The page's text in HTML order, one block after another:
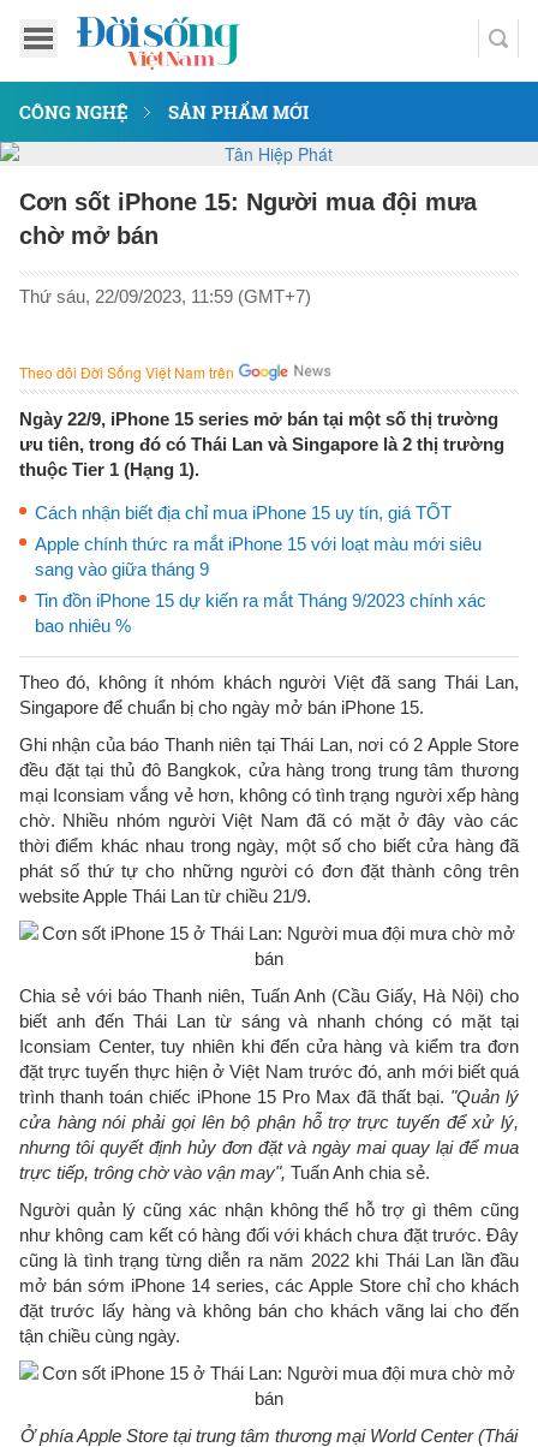
CÔNG NGHỆ SẢN PHẨM MỚI
Cơn sốt iPhone 15: Người mua đội mưa
chờ mở bán
Thứ sáu, 22/09/2023, 11:59 (GMT+7)
Theo dõi Đời Sống Việt Nam trên
Ngày 22/9, iPhone 15 series mở bán tại một số thị trường
ưu tiên, trong đó có Thái Lan và Singapore là 2 thị trường
thuộc Tier 1 (Hạng 1).
Cách nhận biết địa chỉ mua iPhone 15 uy tín, giá TỐT
Apple chính thức ra mắt iPhone 15 với loạt màu mới siêu
sang vào giữa tháng 9
Tin đồn iPhone 15 dự kiến ra mắt Tháng 9/2023 chính xác
bao nhiêu %
Theo đó, không ít nhóm khách người Việt đã sang Thái Lan,
Singapore để chuẩn bị cho ngày mở bán iPhone 15.
Ghi nhận của báo Thanh niên tại Thái Lan, nơi có 2 Apple Store
đều đặt tại thủ đô Bangkok, cửa hàng trong trung tâm thương
mại Iconsiam vắng vẻ hơn, không có tình trạng người xếp hàng
chờ. Nhiều nhóm người Việt Nam đã có mặt ở đây vào các
thời điểm khác nhau trong ngày, một số cho biết cửa hàng đã
phát số thứ tự cho những người có đơn đặt thành công trên
website Apple Thái Lan từ chiều 21/9.
Chia sẻ với báo Thanh niên, Tuấn Anh (Cầu Giấy, Hà Nội) cho
biết anh đến Thái Lan từ sáng và nhanh chóng có mặt tại
Iconsiam Center, tuy nhiên khi đến cửa hàng và kiểm tra đơn
đặt trực tuyến thực hiện ở Việt Nam trước đó, anh mới biết quá
trình thanh toán chiếc iPhone 15 Pro Max đã thất bại. "Quản lý
cửa hàng nói phải gọi lên bộ phận hỗ trợ trực tuyến để xử lý,
nhưng tôi quyết định hủy đơn đặt và ngày mai quay lại để mua
trực tiếp, trông chờ vào vận may", Tuấn Anh chia sẻ.
Người quản lý cũng xác nhận không thể hỗ trợ gì thêm cũng
như không cam kết có hàng đối với khách chưa đặt trước. Đây
cũng là tình trạng từng diễn ra năm 2022 khi Thái Lan lần đầu
mở bán sớm iPhone 14 series, các Apple Store chỉ cho khách
đặt trước lấy hàng và không bán cho khách vãng lai cho đến
tận chiều cùng ngày.
Ở phía Apple Store tại trung tâm thương mại World Center (Thái